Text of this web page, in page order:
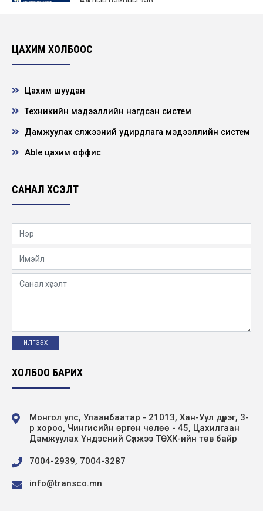
НЭЭЛТТЭЙ АЖЛЫН БАЙРНЫ СОНГОН
2026-06-21
Нээлттэй ажлын байр -Төв удирдлага
2026-05-19
шилдгүүд...
Эрчим хүчний сайд Б.Найдалаа компанийн
үйл ажиллагаатай танилцлаа
2026-04-21
аварга шалгаруулах тэмцээнд дэд байр
ЦАХИМ ХОЛБООС
Цахим шуудан
Техникийн мэдээллийн нэгдсэн систем
Дамжуулах сүлжээний удирдлага мэдээллийн систем
Able цахим оффис
САНАЛ ХҮСЭЛТ
ХОЛБОО БАРИХ
Монгол улс, Улаанбаатар - 21013, Хан-Уул дүүрэг, 3-
р хороо, Чингисийн өргөн чөлөө - 45, Цахилгаан
Дамжуулах Үндэсний Сүлжээ ТӨХК-ийн төв байр
7004-2939, 7004-3287
info@transco.mn